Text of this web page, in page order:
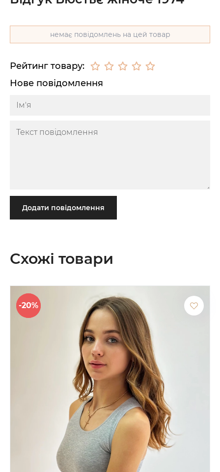
немає повідомлень на цей товар
Рейтинг товару:
Нове повідомлення
Додати повідомлення
Схожі товари
-20%